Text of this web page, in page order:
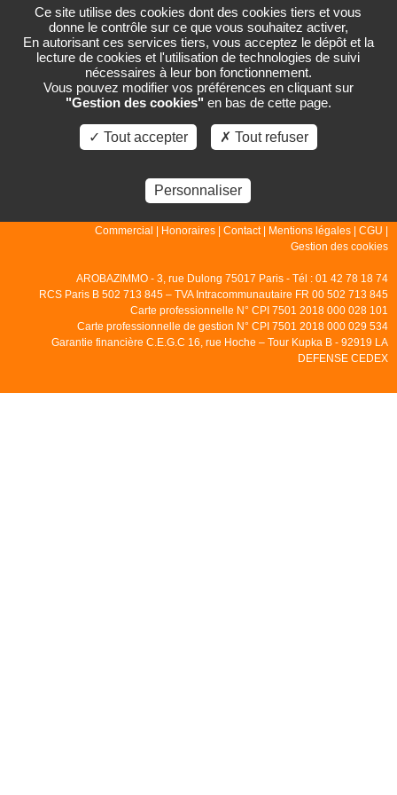
PAGE NON TROUVÉE
La page que vous demandez n'existe pas.
Commercial | Honoraires | Contact| Mentions légales | CGU |
Gestion des cookies
AROBAZIMMO - 3, rue Dulong 75017 Paris - Tél : 01 42 78 18 74
RCS Paris B 502 713 845 – TVA Intracommunautaire FR 00 502 713 845
Carte professionnelle N° CPI 7501 2018 000 028 101
Carte professionnelle de gestion N° CPI 7501 2018 000 029 534
Garantie financière C.E.G.C 16, rue Hoche – Tour Kupka B - 92919 LA
DEFENSE CEDEX
Ce site utilise des cookies dont des cookies tiers et vous
donne le contrôle sur ce que vous souhaitez activer,
En autorisant ces services tiers, vous acceptez le dépôt et la
lecture de cookies et l'utilisation de technologies de suivi
nécessaires à leur bon fonctionnement.
Vous pouvez modifier vos préférences en cliquant sur
"Gestion des cookies" en bas de cette page.
✓ Tout accepter ✗ Tout refuser
Personnaliser